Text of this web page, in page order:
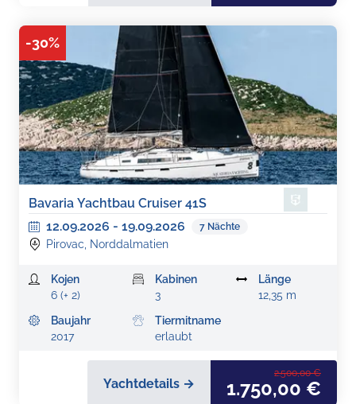
-30%
Bavaria Yachtbau Cruiser 41S
12.09.2026 - 19.09.2026 7 Nächte
Pirovac, Norddalmatien
Kojen
6 (+ 2)
Kabinen
3
Länge
12,35 m
Baujahr
2017
Tiermitname
erlaubt
Yachtdetails →
2.500,00 €
1.750,00 €